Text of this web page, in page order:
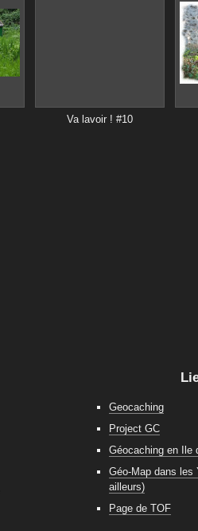
Va lavoir ! #10
Geocaching
Project GC
Géocaching en Ile
Géo-Map dans les
ailleurs)
Page de TOF